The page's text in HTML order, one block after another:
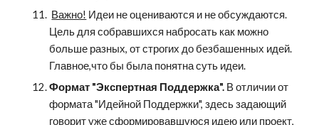
Важно! Идеи не оцениваются и не обсуждаются.
Цель для собравшихся набросать как можно
больше разных, от строгих до безбашенных идей.
Главное,что бы была понятна суть идеи.
Формат "Экспертная Поддержка". В отличии от
формата "Идейной Поддержки", здесь задающий
говорит уже сформировавшуюся идею или проект,